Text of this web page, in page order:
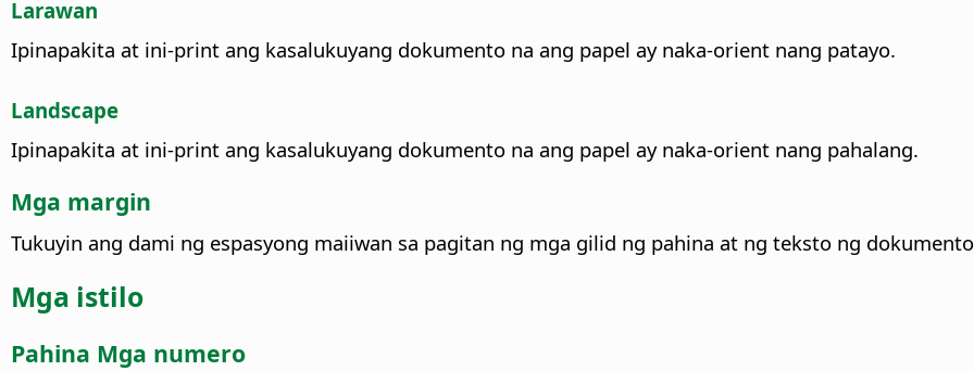
Larawan
Ipinapakita at ini-print ang kasalukuyang dokumento na ang papel ay naka-orient nang patayo.
Landscape
Ipinapakita at ini-print ang kasalukuyang dokumento na ang papel ay naka-orient nang pahalang.
Mga margin
Tukuyin ang dami ng espasyong maiiwan sa pagitan ng mga gilid ng pahina at ng teksto ng
Mga istilo
Pahina Mga numero